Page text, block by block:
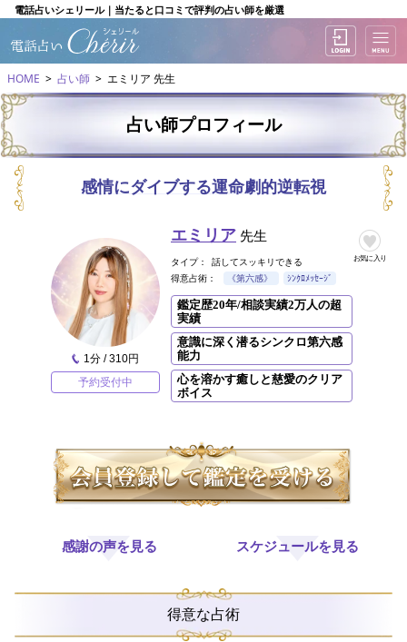
電話占いシェリール｜当たると口コミで評判の占い師を厳選
HOME 占い師 エミリア 先生
占い師プロフィール
感情にダイブする運命劇的逆転視
お気に入り
1分 / 310円
予約受付中
エミリア 先生
タイプ：
話してスッキリできる
得意占術：
《第六感》 ｼﾝｸﾛﾒｯｾｰｼﾞ
鑑定歴20年/相談実績2万人の超
実績
意識に深く潜るシンクロ第六感
能力
心を溶かす癒しと慈愛のクリア
ボイス
感謝の声を見る スケジュールを見る
得意な占術